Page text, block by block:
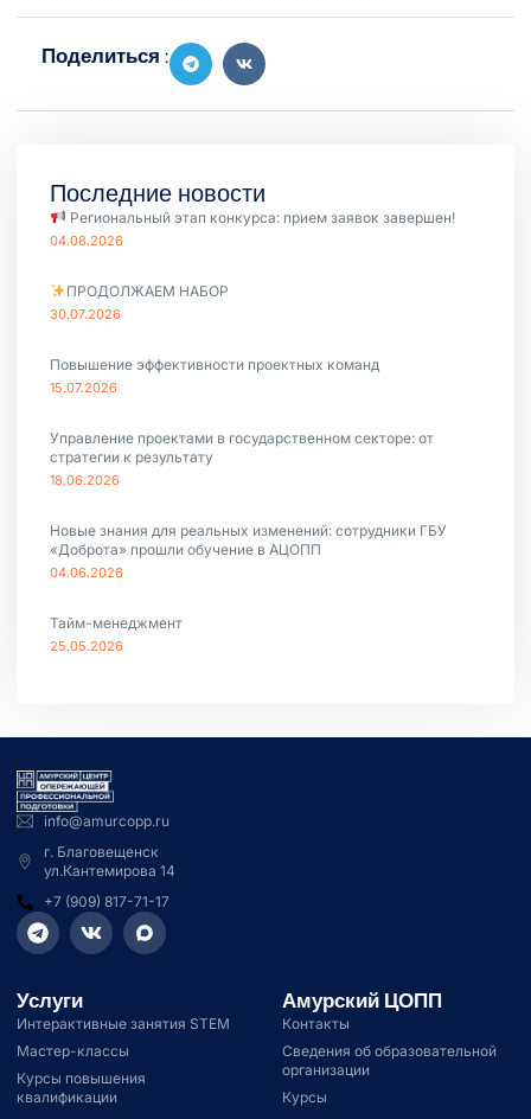
Поделиться :
Последние новости
Региональный этап конкурса: прием заявок завершен!
04.08.2026
ПРОДОЛЖАЕМ НАБОР
30.07.2026
Повышение эффективности проектных команд
15.07.2026
Управление проектами в государственном секторе: от
стратегии к результату
18.06.2026
Новые знания для реальных изменений: сотрудники ГБУ
«Доброта» прошли обучение в АЦОПП
04.06.2026
Тайм-менеджмент
25.05.2026
info@amurcopp.ru
г. Благовещенск
ул.Кантемирова 14
+7 (909) 817-71-17
Услуги
Интерактивные занятия STEM
Мастер-классы
Курсы повышения
квалификации
Амурский ЦОПП
Контакты
Сведения об образовательной
организации
Курсы